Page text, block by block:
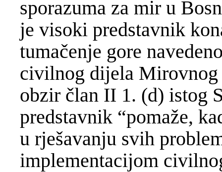
sporazuma za mir u
je visoki predstavnik
tumačenje gore
civilnog dijela Mirovnog
obzir član II 1. (d) istog
predstavnik “pomaže,
u rješavanju svih
implementacijom